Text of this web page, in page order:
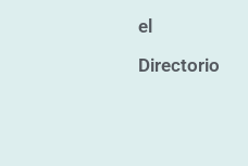
el
Directorio